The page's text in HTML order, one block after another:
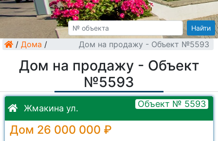
Найти
/ Дома / Дом на продажу - Объект №5593
Дом на продажу - Объект
№5593
Жмакина ул. Объект № 5593
Дом 26 000 000 ₽